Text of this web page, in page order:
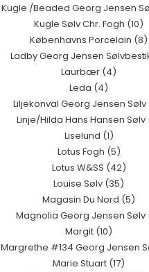
Kugle /Beaded Georg Jensen
Kugle Sølv Chr. Fogh (10)
Københavns Porcelain (8)
Ladby Georg Jensen
Laurbær (4)
Leda (4)
Liljekonval Georg Jensen Sølv
Linje/Hilda Hans Hansen Sølv
Liselund (1)
Lotus Fogh (5)
Lotus W&SS (42)
Louise Sølv (35)
Magasin Du Nord (5)
Magnolia Georg Jensen Sølv
Margit (10)
Margrethe #134 Georg Jensen
Marie Stuart (17)